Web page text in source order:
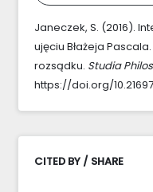
Janeczek, S. (2016).
ujęciu Błażeja
rozsądku. Studia
https://doi.org/
CITED BY / SHARE